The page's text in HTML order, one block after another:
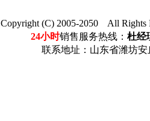
Copyright (C) 2005-2050 All
24小时销售服务热线： 杜经
联系地址：山东省潍坊